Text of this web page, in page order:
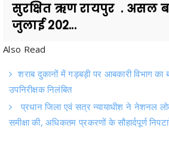
Also Read
उपनिरीक्षक निलंबित
प्रधान जिला एवं सत्र न्यायाधीश ने नेशनल
समीक्षा की, अधिकतम प्रकरणों के सौहार्दपूर्ण